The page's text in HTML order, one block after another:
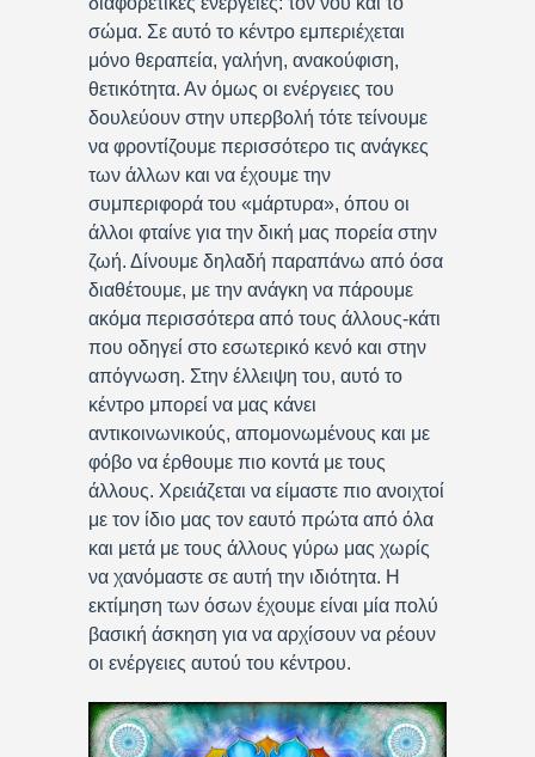
σώμα. Σε αυτό το κέντρο εμπεριέχεται
μόνο θεραπεία, γαλήνη, ανακούφιση,
θετικότητα. Αν όμως οι ενέργειες του
δουλεύουν στην υπερβολή τότε τείνουμε
να φροντίζουμε περισσότερο τις ανάγκες
των άλλων και να έχουμε την
συμπεριφορά του «μάρτυρα», όπου οι
άλλοι φταίνε για την δική μας πορεία στην
ζωή. Δίνουμε δηλαδή παραπάνω από όσα
διαθέτουμε, με την ανάγκη να πάρουμε
ακόμα περισσότερα από τους άλλους-κάτι
που οδηγεί στο εσωτερικό κενό και στην
απόγνωση. Στην έλλειψη του, αυτό το
κέντρο μπορεί να μας κάνει
αντικοινωνικούς, απομονωμένους και με
φόβο να έρθουμε πιο κοντά με τους
άλλους. Χρειάζεται να είμαστε πιο ανοιχτοί
με τον ίδιο μας τον εαυτό πρώτα από όλα
και μετά με τους άλλους γύρω μας χωρίς
να χανόμαστε σε αυτή την ιδιότητα. Η
εκτίμηση των όσων έχουμε είναι μία πολύ
βασική άσκηση για να αρχίσουν να ρέουν
οι ενέργειες αυτού του κέντρου.